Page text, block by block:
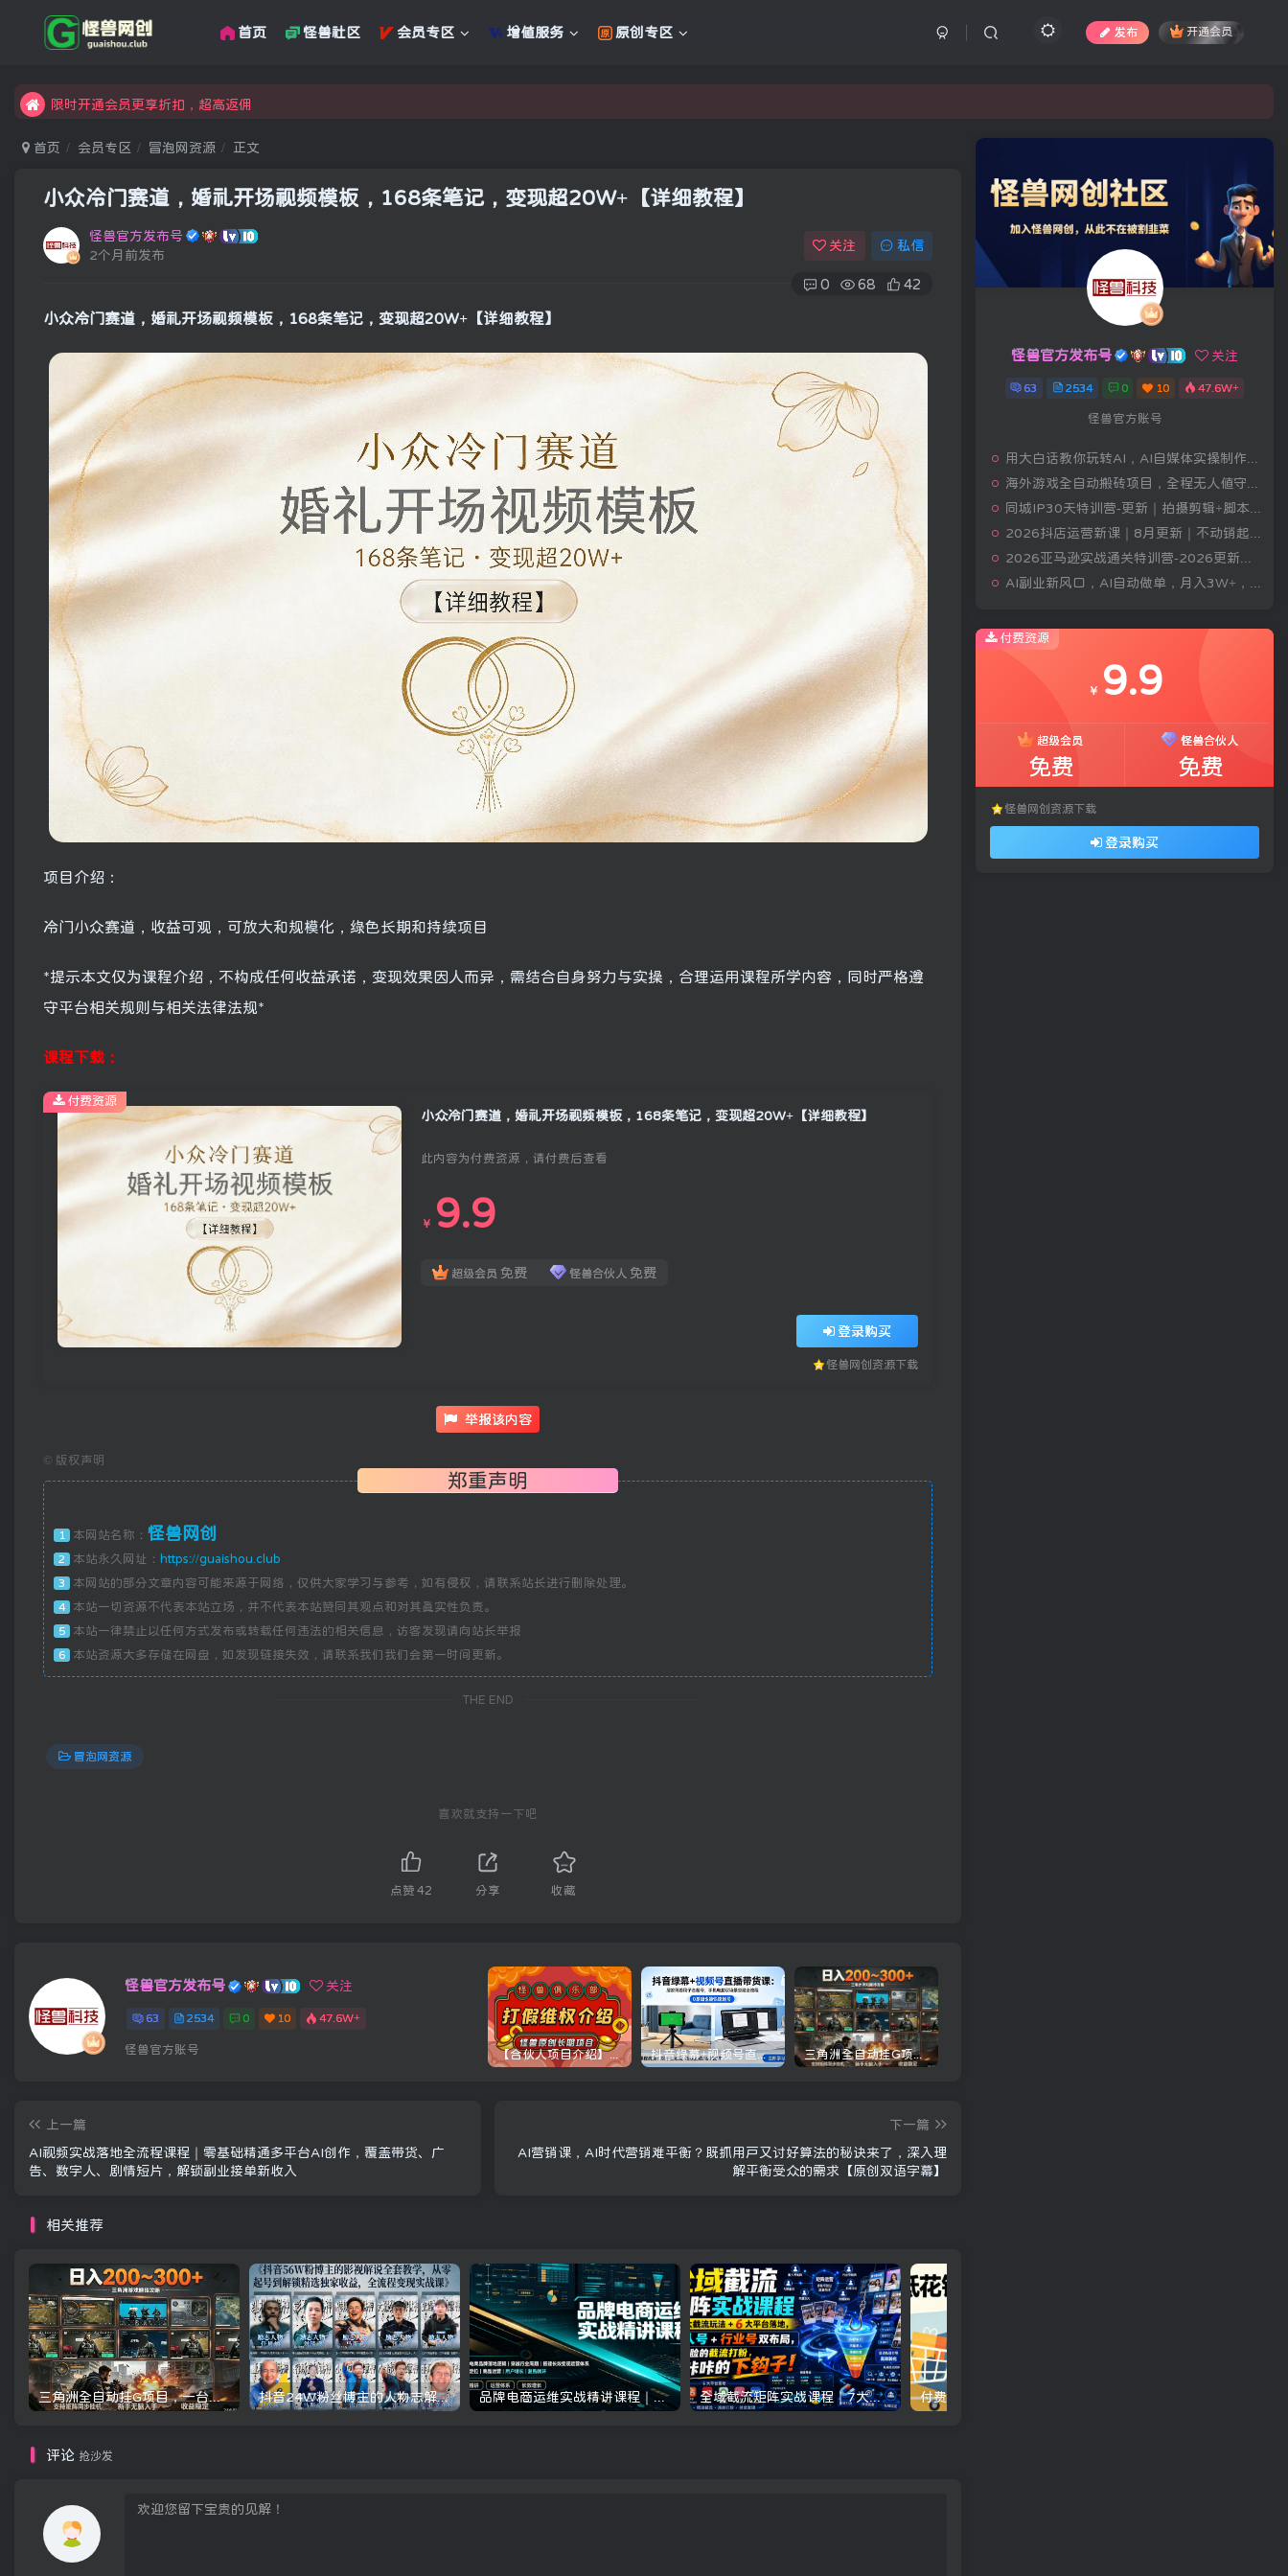
首页 怪兽社区 会员专区 增值服务 原创专区 发布 开通会员
汇集各领域的创新者、创业者和副业经营者，共同探索创业和创新的未来
限时开通会员更享折扣，超高返佣
首页 会员专区 冒泡网资源 正文
小众冷门赛道，婚礼开场视频模板，168条笔记，变现超20W+【详细教程】
怪兽官方发布号
2个月前发布
关注 私信
0 68 42
小众冷门赛道，婚礼开场视频模板，168条笔记，变现超20W+【详细教程】
项目介绍：
冷门小众赛道，收益可观，可放大和规模化，绿色长期和持续项目
*提示本文仅为课程介绍，不构成任何收益承诺，变现效果因人而异，需结合自身努力与实操，合理运用课程所学内容，同时严格遵
守平台相关规则与相关法律法规*
课程下载：
小众冷门赛道，婚礼开场视频模板，168条笔记，变现超20W+【详细教程】
此内容为付费资源，请付费后查看
￥ 9.9
超级会员 免费 怪兽合伙人 免费
登录购买
怪兽网创资源下载
付费资源
举报该内容
© 版权声明
郑重声明
1 本网站名称： 怪兽网创
2 本站永久网址： https://guaishou.club
3 本网站的部分文章内容可能来源于网络，仅供大家学习与参考，如有侵权，请联系站长进行删除处理。
4 本站一切资源不代表本站立场，并不代表本站赞同其观点和对其真实性负责。
5 本站一律禁止以任何方式发布或转载任何违法的相关信息，访客发现请向站长举报
6 本站资源大多存储在网盘，如发现链接失效，请联系我们我们会第一时间更新。
THE END
冒泡网资源
喜欢就支持一下吧
点赞 42 分享 收藏
怪兽官方发布号 关注
63 2534 0 10 47.6W+
怪兽官方账号 【合伙人项目介绍】打假维权项目介绍 抖音绿幕+视频号直播带货课：居家照着稿子念起号，手机电脑双场景搭建全流程 三角洲全自动挂G项目，一台电脑即可操作，防封稳账号，日收益300+，收益全程包回收，省心稳賺【揭秘】
上一篇
AI视频实战落地全流程课程｜零基础精通多平台AI创作，覆盖带货、广
告、数字人、剧情短片，解锁副业接单新收入
下一篇
AI营销课，AI时代营销难平衡？既抓用户又讨好算法的秘诀来了，深入理
解平衡受众的需求【原创双语字幕】
相关推荐
三角洲全自动挂G项目，一台电脑即可操作，防封稳账号，日收益300+，收益全程包回收，省心稳賺【揭秘】 抖音24W粉丝博主的人物志解说教学，从内容打磨到流量变现，解锁抖音伙伴计划+精选收益双份收益 品牌电商运维实战精讲课程｜吃透电商品牌落地逻辑、穿越行业周期、搭建长效变现运营体系 全域截流矩阵实战课程｜7大截流玩法+6大平台落地，素人号+行业号双布局，不要脸的截流打粉，咔咔咔的下钩子！
评论 抢沙发
怪兽官方发布号 关注
63 2534 0 10 47.6W+
怪兽官方账号
付费资源
￥ 9.9
超级会员
免费
怪兽合伙人
免费
怪兽网创资源下载
登录购买